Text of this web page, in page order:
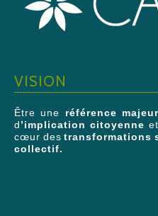
VISION
Être une référence
d’implication citoyenne
cœur des transformations
collectif.